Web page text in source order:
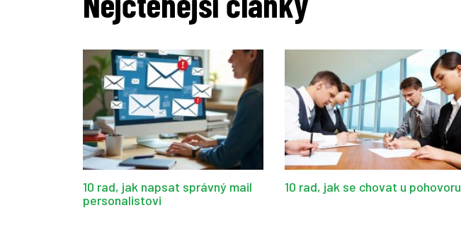
10 rad, jak napsat správný mail
personalistovi
10 rad, jak se chovat u pohovoru